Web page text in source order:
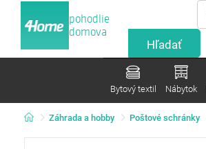
pohodlie
domova
Bytový textil Nábytok
Záhrada a hobby Poštové schránky